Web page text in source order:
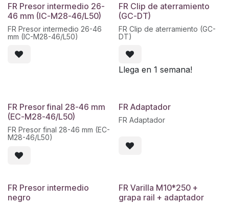
FR Presor intermedio 26-
46 mm (IC-M28-46/L50)
FR Presor intermedio 26-46
mm (IC-M28-46/L50)
FR Clip de aterramiento
(GC-DT)
FR Clip de aterramiento (GC-
DT)
Llega en 1 semana!
FR Presor final 28-46 mm
(EC-M28-46/L50)
FR Presor final 28-46 mm (EC-
M28-46/L50)
FR Adaptador
FR Adaptador
FR Presor intermedio
negro
FR Varilla M10*250 +
grapa rail + adaptador